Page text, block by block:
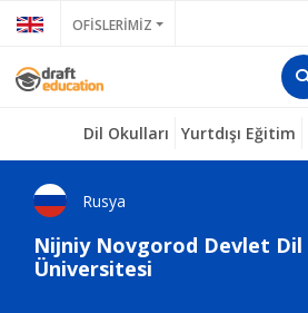
OFİSLERİMİZ
Dil Okulları Yurtdışı Eğitim
Rusya
Nijniy Novgorod Devlet Dil
Üniversitesi